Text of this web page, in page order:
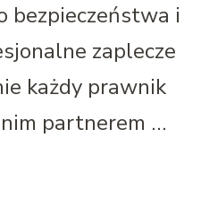
bezpieczeństwa i
zaplecze
każdy prawnik
partnerem …